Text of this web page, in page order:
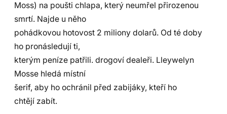
Moss) na poušti chlapa, který neumřel přirozenou
smrtí. Najde u něho
pohádkovou hotovost 2 miliony dolarů. Od té doby
ho pronásledují ti,
kterým peníze patřili. drogoví dealeři. Lleywelyn
Mosse hledá místní
šerif, aby ho ochránil před zabijáky, kteří ho
chtějí zabít.